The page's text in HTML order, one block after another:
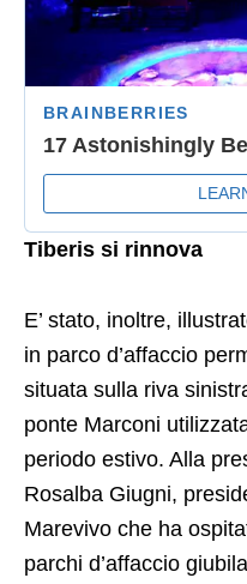
Tiberis si rinnova
E’ stato, inoltre,
in parco d’affaccio
situata sulla riva
ponte Marconi
periodo estivo. Alla
Rosalba Giugni,
Marevivo che ha
parchi d’affaccio